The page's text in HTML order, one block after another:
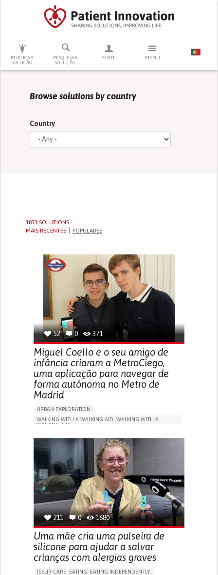
PUBLICAR
SOLUÇÃO
PESQUISAR
SOLUÇÃO
PERFIL MENU
PRESSIONE ENTER PARA PESQUISAR
Browse solutions by country
Country
1833 SOLUTIONS
MAIS RECENTES
POPULARES
52 0 371
Miguel Coello e o seu amigo de
infância criaram a MetroCiego,
uma aplicação para navegar de
forma autónoma no Metro de
Madrid
URBAN EXPLORATION
WALKING WITH A WALKING AID: WALKING WITH A
WALKING AID
APP (INCLUDING WHEN CONNECTED WITH WEARABLE)
ONLINE SERVICE
SOCIAL WITHDRAWAL OR ISOLATION
VISION PROBLEMS
PROMOTING INCLUSIVITY AND SOCIAL INTEGRATION
OPHTHALMOLOGY
SPAIN
211 0 1680
Uma mãe cria uma pulseira de
silicone para ajudar a salvar
crianças com alergias graves
(SELF)-CARE: EATING: EATING INDEPENDENTLY.